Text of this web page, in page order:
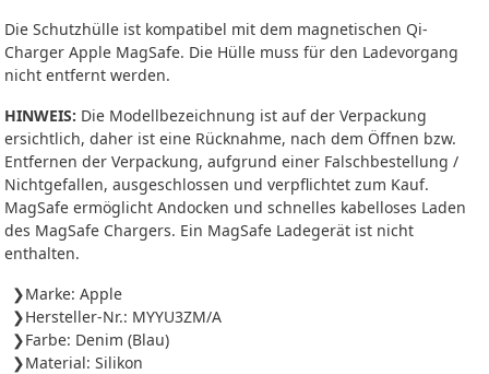
Die Schutzhülle ist kompatibel mit dem magnetischen Qi-
Charger Apple MagSafe. Die Hülle muss für den Ladevorgang
nicht entfernt werden.
HINWEIS: Die Modellbezeichnung ist auf der Verpackung
ersichtlich, daher ist eine Rücknahme, nach dem Öffnen bzw.
Entfernen der Verpackung, aufgrund einer Falschbestellung /
Nichtgefallen, ausgeschlossen und verpflichtet zum Kauf.
MagSafe ermöglicht Andocken und schnelles kabelloses Laden
des MagSafe Chargers. Ein MagSafe Ladegerät ist nicht
enthalten.
Marke: Apple
Hersteller-Nr.: MYYU3ZM/A
Farbe: Denim (Blau)
Material: Silikon